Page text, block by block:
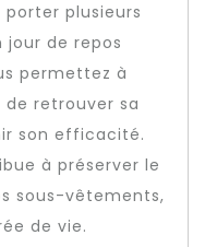
plusieurs
jour de repos
permettez à
retrouver sa
son efficacité.
à préserver le
sous-vêtements,
de vie.